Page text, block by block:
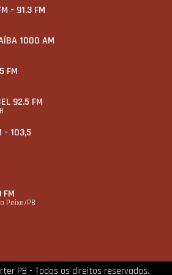
- 91.3 FM
1000 AM
FM
92.5 FM
- 103,5
FM
Peixe/PB
PB - Todos os direitos reservados.